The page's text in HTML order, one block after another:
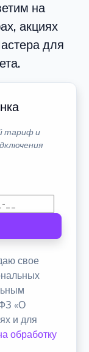
на
акциях
для
тариф и
свое
«О
и для
обработку